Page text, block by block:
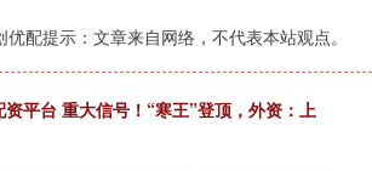
优配提示：文章来自网络，不代表本站观点。
平台 重大信号！“寒王”登顶，外资：上